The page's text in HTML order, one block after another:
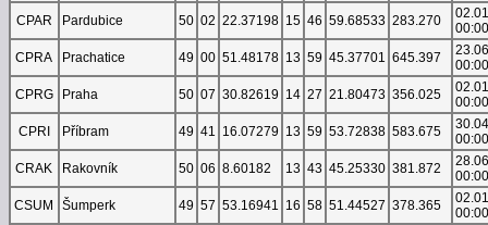
CPAR
Pardubice 50 02 22.37198 15 46 59.68533 283.270
00:00
CPRA
Prachatice 49 00 51.48178 13 59 45.37701 645.397
00:00
CPRG
Praha 50 07 30.82619 14 27 21.80473 356.025
00:00
CPRI
Příbram 49 41 16.07279 13 59 53.72838 583.675
00:00
CRAK
Rakovník 50 06 8.60182 13 43 45.25330 381.872
00:00
CSUM
Šumperk 49 57 53.16941 16 58 51.44527 378.365
00:00